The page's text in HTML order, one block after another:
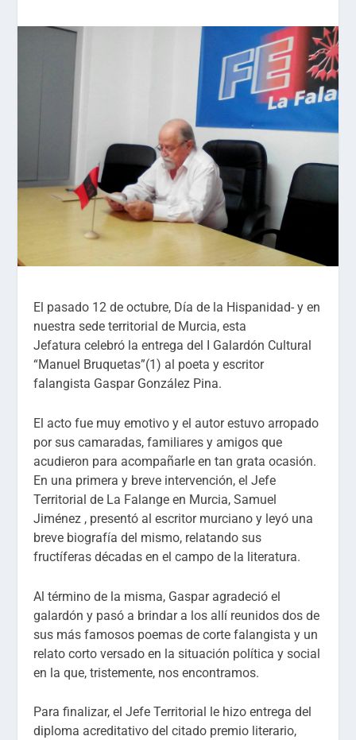
El pasado 12 de octubre, Día de la Hispanidad- y en
nuestra sede territorial de Murcia, esta
Jefatura celebró la entrega del I Galardón Cultural
“Manuel Bruquetas”(1) al poeta y escritor
falangista Gaspar González Pina.
El acto fue muy emotivo y el autor estuvo arropado
por sus camaradas, familiares y amigos que
acudieron para acompañarle en tan grata ocasión.
En una primera y breve intervención, el Jefe
Territorial de La Falange en Murcia, Samuel
Jiménez , presentó al escritor murciano y leyó una
breve biografía del mismo, relatando sus
fructíferas décadas en el campo de la literatura.
Al término de la misma, Gaspar agradeció el
galardón y pasó a brindar a los allí reunidos dos de
sus más famosos poemas de corte falangista y un
relato corto versado en la situación política y social
en la que, tristemente, nos encontramos.
Para finalizar, el Jefe Territorial le hizo entrega del
diploma acreditativo del citado premio literario,